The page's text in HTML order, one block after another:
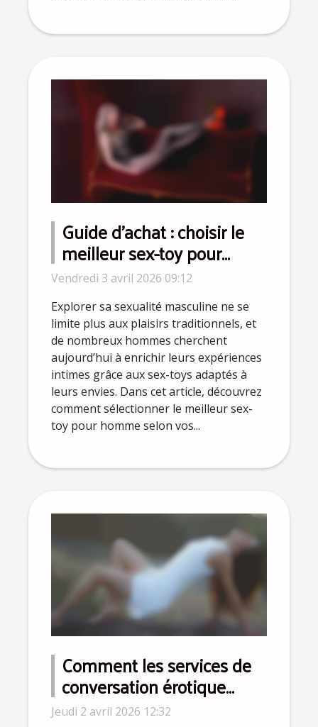
Guide d'achat : choisir le
meilleur sex-toy pour
homme en fonction de ses
préférences
Vendredi 3 avril 2026 09:12
Explorer sa sexualité masculine ne se
limite plus aux plaisirs traditionnels, et
de nombreux hommes cherchent
aujourd’hui à enrichir leurs expériences
intimes grâce aux sex-toys adaptés à
leurs envies. Dans cet article, découvrez
comment sélectionner le meilleur sex-
toy pour homme selon vos...
Comment les services de
conversation érotique
peuvent enrichir la vie
Jeudi 2 avril 2026 12:32